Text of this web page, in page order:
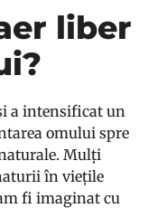
liber
a intensificat un
omului spre
Mulți
în viețile
fi imaginat cu